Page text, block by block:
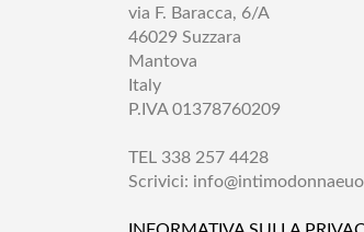
via F. Baracca, 6/A
46029 Suzzara
Mantova
Italy
P.IVA 01378760209
TEL 338 257 4428
Scrivici: